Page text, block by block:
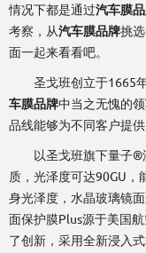
情况下都是通过汽车膜
考察，从汽车膜品牌挑
面一起来看看吧。
圣戈班创立于1665年
车膜品牌中当之无愧的
品线能够为不同客户提供
以圣戈班旗下量子®
质，光泽度可达90GU
身光泽度，水晶玻璃镜
面保护膜Plus源于美国
了创新，采用全新浸入